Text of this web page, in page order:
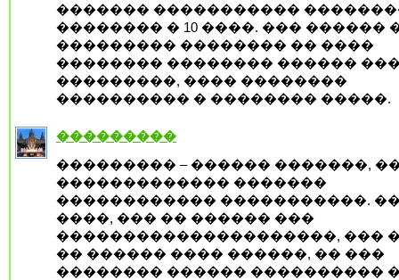
������� �����������
�������� � 10 ����. ��� ������
��������� �������� �� ����
�������� �������� ������
���������, ���� ��������
���������� � �������� �����.
���������
��������� – ������ �������,
������������� �������
������������ �����������.
����, ��� �� ������ ���
���������������������, ���
�� ������ ���� ������, �� ���
�������� ������ ����������